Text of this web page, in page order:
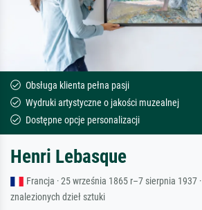
Obsługa klienta pełna pasji
Wydruki artystyczne o jakości muzealnej
Dostępne opcje personalizacji
Henri Lebasque
Francja · 25 września 1865 r–7 sierpnia 1937 ·
znalezionych dzieł sztuki